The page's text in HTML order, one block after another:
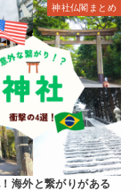
神社仏閣まとめ
海外と繋がりがある